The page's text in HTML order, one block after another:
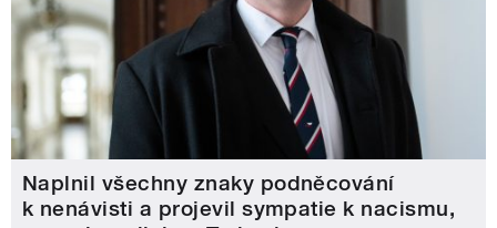
Naplnil všechny znaky podněcování
k nenávisti a projevil sympatie k nacismu,